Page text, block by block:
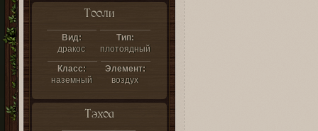
Тооли
Вид:
дракос
Тип:
плотоядный
Класс:
наземный
Элемент:
воздух
Тэхоа